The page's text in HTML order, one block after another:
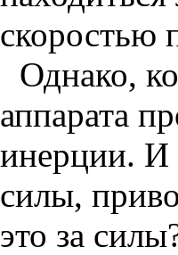
скоростью
Однако,
аппарата
инерции. И
силы,
это за